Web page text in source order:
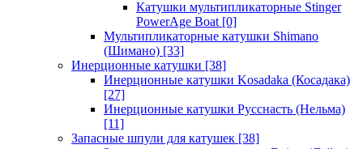
Катушки мультипликаторные Stinger
PowerAge Boat [0]
Мультипликаторные катушки Shimano
(Шимано) [33]
Инерционные катушки [38]
Инерционные катушки Kosadaka (Косадака)
[27]
Инерционные катушки Русснасть (Нельма)
[11]
Запасные шпули для катушек [38]